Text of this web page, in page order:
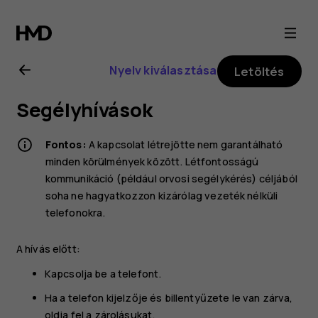
A
Nokia
225
4G
(2024)
felhasználói
kézikönyve
Nyelv kiválasztása Letöltés
Segélyhívások
Fontos: A kapcsolat létrejötte nem garantálható
minden körülmények között. Létfontosságú
kommunikáció (például orvosi segélykérés) céljából
soha ne hagyatkozzon kizárólag vezeték nélküli
telefonokra.
A hívás előtt:
Kapcsolja be a telefont.
Ha a telefon kijelzője és billentyűzete le van zárva,
oldja fel a zárolásukat.